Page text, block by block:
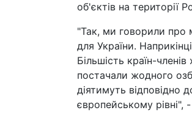
об'єктів на території
"Так, ми говорили про
для України.
Більшість країн-
постачали жодного
діятимуть відповідно
європейському